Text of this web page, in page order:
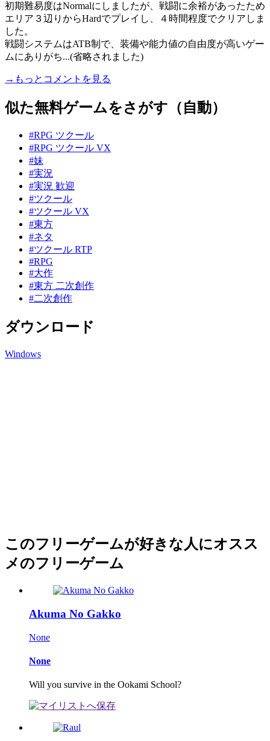
初期難易度はNormalにしましたが、戦闘に余裕があったため
エリア３辺りからHardでプレイし、４時間程度でクリアしま
した。
戦闘システムはATB制で、装備や能力値の自由度が高いゲー
ムにありがち...(省略されました)
→もっとコメントを見る
似た無料ゲームをさがす（自動）
#RPG ツクール
#RPG ツクール VX
#妹
#実況
#実況 歓迎
#ツクール
#ツクール VX
#東方
#ネタ
#ツクール RTP
#RPG
#大作
#東方 二次創作
#二次創作
ダウンロード
Windows
このフリーゲームが好きな人にオスス
メのフリーゲーム
Akuma No Gakko
None
None
Will you survive in the Ookami School?